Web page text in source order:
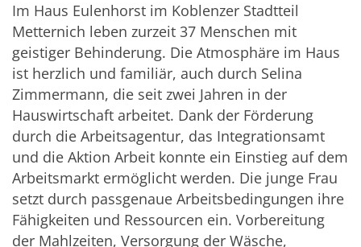
Im Haus Eulenhorst im Koblenzer Stadtteil
Metternich leben zurzeit 37 Menschen mit
geistiger Behinderung. Die Atmosphäre im Haus
ist herzlich und familiär, auch durch Selina
Zimmermann, die seit zwei Jahren in der
Hauswirtschaft arbeitet. Dank der Förderung
durch die Arbeitsagentur, das Integrationsamt
und die Aktion Arbeit konnte ein Einstieg auf dem
Arbeitsmarkt ermöglicht werden. Die junge Frau
setzt durch passgenaue Arbeitsbedingungen ihre
Fähigkeiten und Ressourcen ein. Vorbereitung
der Mahlzeiten, Versorgung der Wäsche,